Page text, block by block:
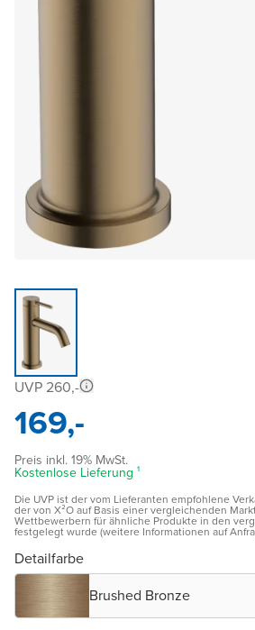
UVP 260,-
169,-
Preis inkl. 19% MwSt.
Kostenlose Lieferung ¹
Die UVP ist der vom Lieferanten empfohlene
der von X²O auf Basis einer vergleichenden
Wettbewerbern für ähnliche Produkte in den
festgelegt wurde (weitere Informationen auf
Detailfarbe
Brushed Bronze